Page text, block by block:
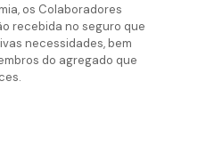
os Colaboradores
recebida no seguro que
necessidades, bem
do agregado que